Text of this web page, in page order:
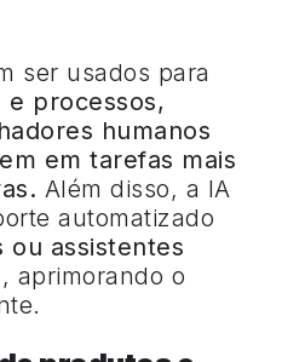
ser usados para
e processos,
humanos
em tarefas mais
Além disso, a IA
automatizado
ou assistentes
, aprimorando o